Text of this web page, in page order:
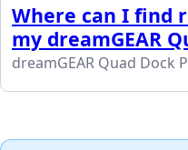
Where can I find
my dreamGEAR
dreamGEAR Quad Dock